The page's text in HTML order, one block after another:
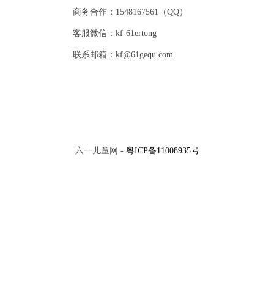
商务合作：1548167561（QQ）
客服微信：kf-61ertong
联系邮箱：kf@61gequ.com
六一儿童网 - 粤ICP备11008935号